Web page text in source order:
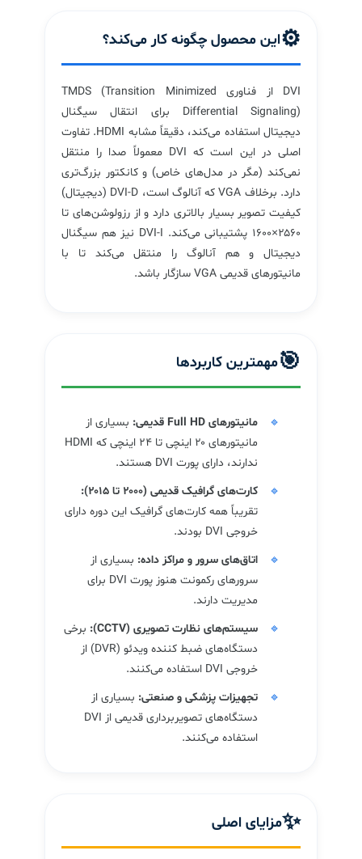
⚙️این محصول چگونه کار می‌کند؟
DVI از فناوری TMDS (Transition Minimized
Differential Signaling) برای انتقال سیگنال
دیجیتال استفاده می‌کند، دقیقاً مشابه HDMI. تفاوت
اصلی در این است که DVI معمولاً صدا را منتقل
نمی‌کند (مگر در مدل‌های خاص) و کانکتور بزرگ‌تری
دارد. برخلاف VGA که آنالوگ است، DVI-D (دیجیتال)
کیفیت تصویر بسیار بالاتری دارد و از رزولوشن‌های تا
۲۵۶۰×۱۶۰۰ پشتیبانی می‌کند. DVI-I نیز هم سیگنال
دیجیتال و هم آنالوگ را منتقل می‌کند تا با
مانیتورهای قدیمی VGA سازگار باشد.
🎯مهمترین کاربردها
مانیتورهای Full HD قدیمی:
بسیاری از
مانیتورهای ۲۰ اینچی تا ۲۴ اینچی که HDMI
ندارند، دارای پورت DVI هستند.
کارت‌های گرافیک قدیمی (۲۰۰۰ تا ۲۰۱۵):
تقریباً همه کارت‌های گرافیک این دوره دارای
خروجی DVI بودند.
اتاق‌های سرور و مراکز داده: بسیاری از
سرورهای رکمونت هنوز پورت DVI برای
مدیریت دارند.
سیستم‌های نظارت تصویری (CCTV):
برخی
دستگاه‌های ضبط کننده ویدئو (DVR) از
خروجی DVI استفاده می‌کنند.
تجهیزات پزشکی و صنعتی: بسیاری از
دستگاه‌های تصویربرداری قدیمی از DVI
استفاده می‌کنند.
✨مزایای اصلی